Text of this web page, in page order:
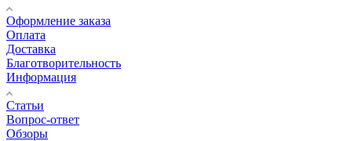
Оформление заказа
Оплата
Доставка
Благотворительность
Информация
Статьи
Вопрос-ответ
Обзоры